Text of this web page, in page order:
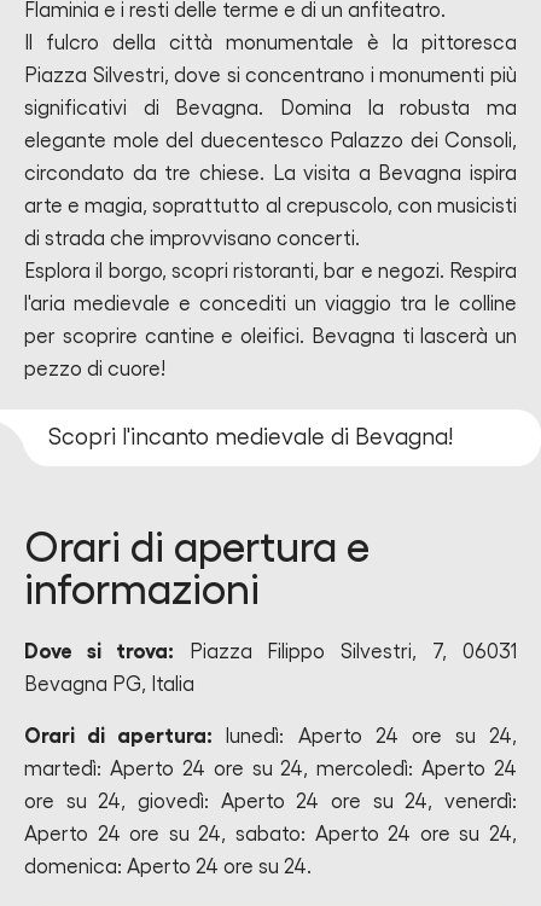
Flaminia e i resti delle terme e di un anfiteatro.
Il fulcro della città monumentale è la pittoresca
Piazza Silvestri, dove si concentrano i monumenti più
significativi di Bevagna. Domina la robusta ma
elegante mole del duecentesco Palazzo dei Consoli,
circondato da tre chiese. La visita a Bevagna ispira
arte e magia, soprattutto al crepuscolo, con musicisti
di strada che improvvisano concerti.
Esplora il borgo, scopri ristoranti, bar e negozi. Respira
l'aria medievale e concediti un viaggio tra le colline
per scoprire cantine e oleifici. Bevagna ti lascerà un
pezzo di cuore!
Scopri l'incanto medievale di Bevagna!
Orari di apertura e
informazioni
Dove si trova: Piazza Filippo Silvestri, 7, 06031
Bevagna PG, Italia
Orari di apertura: lunedì: Aperto 24 ore su 24,
martedì: Aperto 24 ore su 24, mercoledì: Aperto 24
ore su 24, giovedì: Aperto 24 ore su 24, venerdì:
Aperto 24 ore su 24, sabato: Aperto 24 ore su 24,
domenica: Aperto 24 ore su 24.